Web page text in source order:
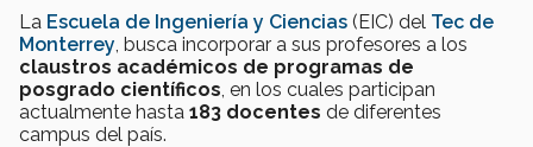
La Escuela de Ingeniería y Ciencias (EIC) del Tec de
Monterrey , busca incorporar a sus profesores a los
claustros académicos de programas de
posgrado científicos , en los cuales participan
actualmente hasta 183 docentes de diferentes
campus del país.